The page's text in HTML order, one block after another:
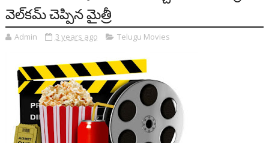
వెల్‌కమ్ చెప్పిన మైత్రీ
Admin 3 years ago Telugu Movies